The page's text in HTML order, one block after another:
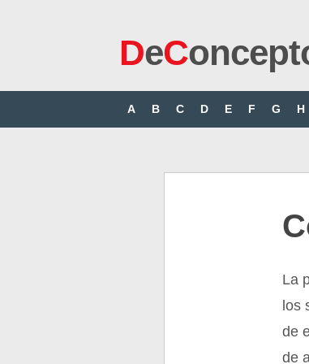
DeC
A B C D E F G H
La
los
de
de